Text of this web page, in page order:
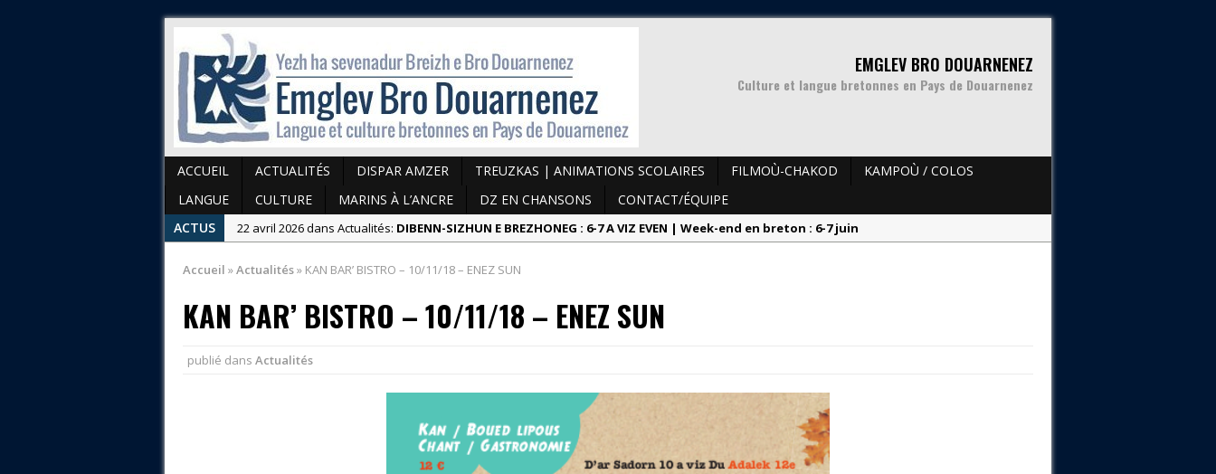
EMGLEV BRO DOUARNENEZ
Culture et langue bretonnes en Pays de Douarnenez
ACCUEIL ACTUALITÉS DISPAR AMZER TREUZKAS | ANIMATIONS SCOLAIRES FILMOÙ-CHAKOD
KAMPOÙ / COLOS
LANGUE
CULTURE MARINS À L’ANCRE DZ EN CHANSONS
CONTACT/ÉQUIPE
ACTUS
22 avril 2026 dans Actualités: DIBENN-SIZHUN E BREZHONEG : 6-7 A VIZ EVEN | Week-end en breton : 6-7 juin
Accueil »Actualités» KAN BAR’ BISTRO – 10/11/18 – ENEZ SUN
KAN BAR’ BISTRO – 10/11/18 – ENEZ SUN
publié dans Actualités